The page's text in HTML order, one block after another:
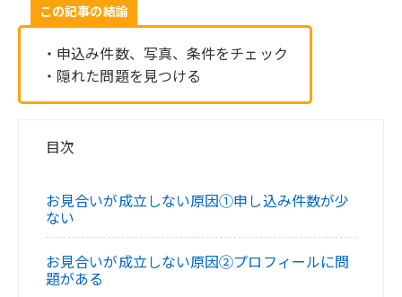
この記事の結論
・申込み件数、写真、条件をチェック
・隠れた問題を見つける
目次
お見合いが成立しない原因①申し込み件数が少
ない
お見合いが成立しない原因②プロフィールに問
題がある